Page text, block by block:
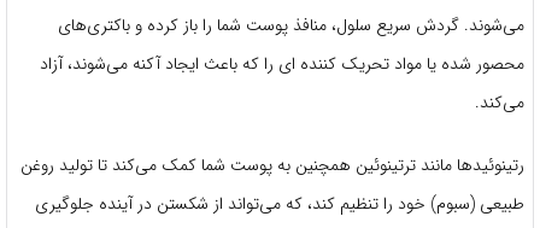
می‌شوند. گردش سریع سلول، منافذ پوست شما را باز کرده و باکتری‌های
محصور شده یا مواد تحریک کننده ای را که باعث ایجاد آکنه می‌شوند، آزاد
می‌کند.
رتینوئیدها مانند ترتینوئین همچنین به پوست شما کمک می‌کند تا تولید روغن
طبیعی (سبوم) خود را تنظیم کند، که می‌تواند از شکستن در آینده جلوگیری